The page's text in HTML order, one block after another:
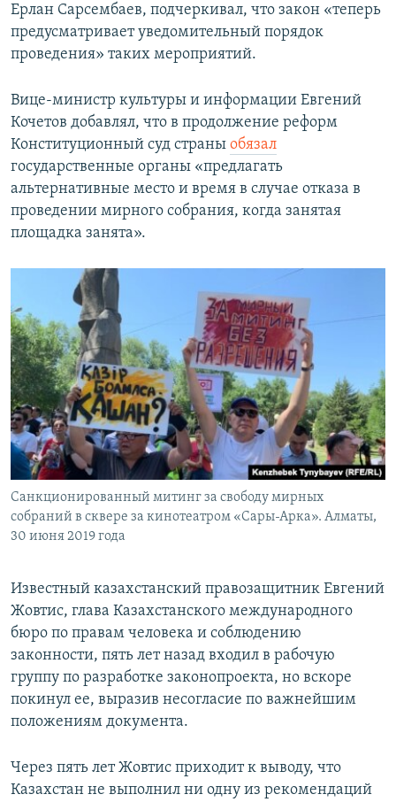
Ерлан Сарсембаев, подчеркивал, что закон «теперь
предусматривает уведомительный порядок
проведения» таких мероприятий.
Вице-министр культуры и информации Евгений
Кочетов добавлял, что в продолжение реформ
Конституционный суд страны обязал
государственные органы «предлагать
альтернативные место и время в случае отказа в
проведении мирного собрания, когда занятая
площадка занята».
Санкционированный митинг за свободу мирных
собраний в сквере за кинотеатром «Сары-Арка». Алматы,
30 июня 2019 года
Известный казахстанский правозащитник Евгений
Жовтис, глава Казахстанского международного
бюро по правам человека и соблюдению
законности, пять лет назад входил в рабочую
группу по разработке законопроекта, но вскоре
покинул ее, выразив несогласие по важнейшим
положениям документа.
Через пять лет Жовтис приходит к выводу, что
Казахстан не выполнил ни одну из рекомендаций